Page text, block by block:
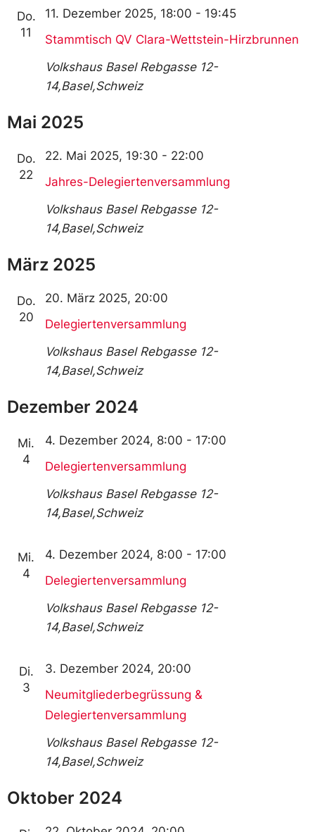
Do.
11
Stammtisch QV Clara-Wettstein-Hirzbrunnen
11. Dezember 2025, 18:00 - 19:45
Volkshaus Basel Rebgasse 12-
14,Basel,Schweiz
Mai 2025
Do.
22
Jahres-Delegiertenversammlung
22. Mai 2025, 19:30 - 22:00
Volkshaus Basel Rebgasse 12-
14,Basel,Schweiz
März 2025
Do.
20
Delegiertenversammlung
20. März 2025, 20:00
Volkshaus Basel Rebgasse 12-
14,Basel,Schweiz
Dezember 2024
Mi.
4
Delegiertenversammlung
4. Dezember 2024, 8:00 - 17:00
Volkshaus Basel Rebgasse 12-
14,Basel,Schweiz
Mi.
4
Delegiertenversammlung
4. Dezember 2024, 8:00 - 17:00
Volkshaus Basel Rebgasse 12-
14,Basel,Schweiz
Di.
3
Neumitgliederbegrüssung &
Delegiertenversammlung
3. Dezember 2024, 20:00
Volkshaus Basel Rebgasse 12-
14,Basel,Schweiz
Oktober 2024